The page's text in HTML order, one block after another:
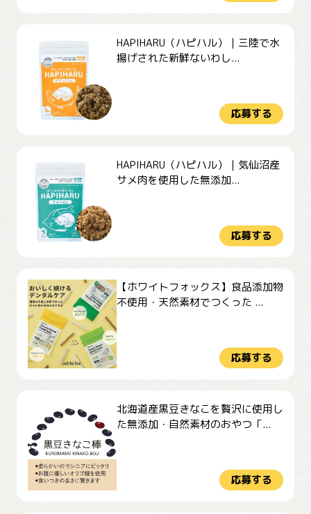
HAPIHARU（ハピハル）｜三陸で水
揚げされた新鮮ないわし...
応募する
HAPIHARU（ハピハル）｜気仙沼産
サメ肉を使用した無添加...
応募する
【ホワイトフォックス】食品添加物
不使用・天然素材でつくった ...
応募する
北海道産黒豆きなこを贅沢に使用し
た無添加・自然素材のおやつ「...
応募する